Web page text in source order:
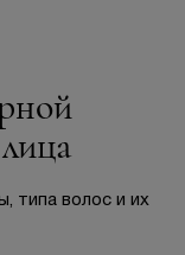
типа волос и их